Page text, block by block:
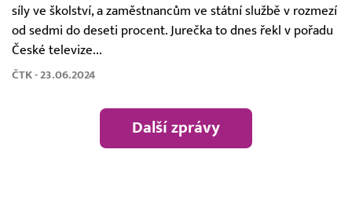
síly ve školství, a zaměstnancům ve státní službě v rozmezí
od sedmi do deseti procent. Jurečka to dnes řekl v pořadu
České televize...
ČTK - 23.06.2024
Další zprávy